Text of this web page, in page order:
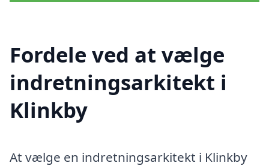
Fordele ved at vælge
indretningsarkitekt i
Klinkby
At vælge en indretningsarkitekt i Klinkby